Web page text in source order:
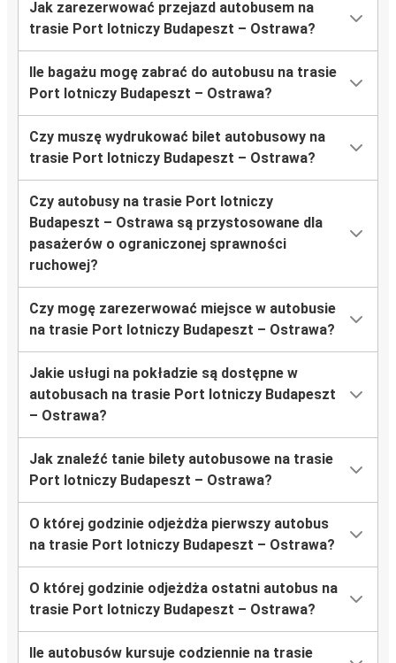
Jak zarezerwować przejazd autobusem na
trasie Port lotniczy Budapeszt – Ostrawa?
Ile bagażu mogę zabrać do autobusu na trasie
Port lotniczy Budapeszt – Ostrawa?
Czy muszę wydrukować bilet autobusowy na
trasie Port lotniczy Budapeszt – Ostrawa?
Czy autobusy na trasie Port lotniczy
Budapeszt – Ostrawa są przystosowane dla
pasażerów o ograniczonej sprawności
ruchowej?
Czy mogę zarezerwować miejsce w autobusie
na trasie Port lotniczy Budapeszt – Ostrawa?
Jakie usługi na pokładzie są dostępne w
autobusach na trasie Port lotniczy Budapeszt
– Ostrawa?
Jak znaleźć tanie bilety autobusowe na trasie
Port lotniczy Budapeszt – Ostrawa?
O której godzinie odjeżdża pierwszy autobus
na trasie Port lotniczy Budapeszt – Ostrawa?
O której godzinie odjeżdża ostatni autobus na
trasie Port lotniczy Budapeszt – Ostrawa?
Ile autobusów kursuje codziennie na trasie